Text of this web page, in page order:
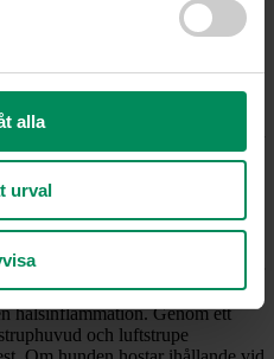
alla
urval
– svullnad, ömhet, värme. Kom
och behöver vila.
inspektera jakthundens tassar
tyder ofta på en felaktig
flesta jakthundstassar mår
av salvor för att öka
i fyra steg ser du tidigt om
hittar
Svullna och ömma lymfknutor
halsinflammation. Genom ett
och luftstrupe